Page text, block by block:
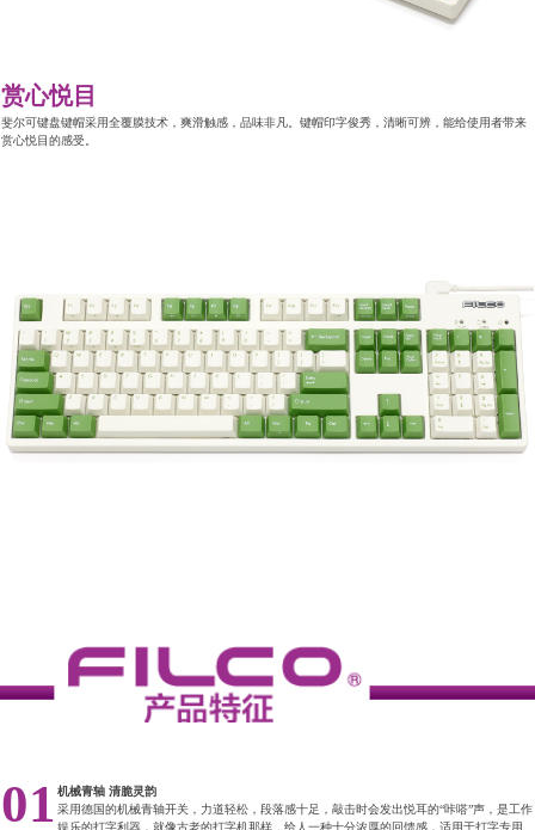
赏心悦目
斐尔可键盘键帽采用全覆膜技术，爽滑触感，品味非凡。键帽印字俊秀，清晰可辨，能给使用者带来
赏心悦目的感受。
01 机械青轴 清脆灵韵
采用德国的机械青轴开关，力道轻松，段落感十足，敲击时会发出悦耳的“咔嗒”声，是工作
娱乐的打字利器，就像古老的打字机那样，给人一种十分浓厚的回馈感，适用于打字专用